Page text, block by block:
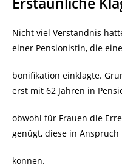
Nicht viel Verständnis
einer Pensionistin, die
bonifikation einklagte.
erst mit 62 Jahren in
obwohl für Frauen die
genügt, diese in Anspruch
können.